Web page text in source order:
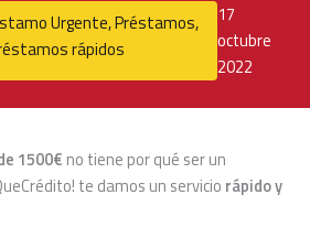
Urgente,Préstamos,
rápidos
17
octubre
2022
1500€ no tiene por qué ser un
te damos un servicio rápido y